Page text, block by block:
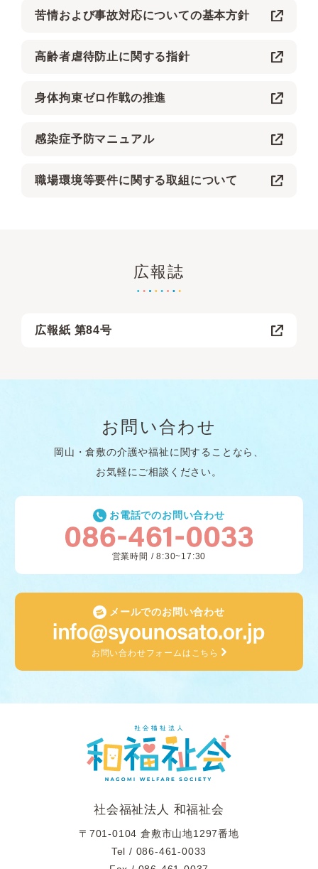
デイサービスセンター庄の里「なごやか」；日常生活支援
認知症対応型デイサービスセンター庄の里「なごやか」；
認知症対応型デイサービスセンター庄の里「なごやか」；
庄の里ヘルパーステーション；介護予防訪問介護相当サー
庄の里ヘルパーステーション；指定訪問介護
苦情および事故対応についての基本方針
高齢者虐待防止に関する指針
身体拘束ゼロ作戦の推進
感染症予防マニュアル
職場環境等要件に関する取組について
広報誌
広報紙 第84号
お問い合わせ
岡山・倉敷の介護や福祉に関することなら、
お気軽にご相談ください。
お電話でのお問い合わせ
営業時間 / 8:30~17:30
メールでのお問い合わせ
お問い合わせフォームはこちら
社会福祉法人 和福祉会
〒701-0104 倉敷市山地1297番地
Tel / 086-461-0033